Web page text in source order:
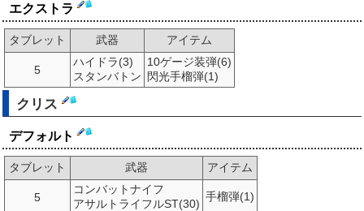
エクストラ
タブレット 武器 アイテム
5
ハイドラ(3)
スタンバトン
10ゲージ装弾(6)
閃光手榴弾(1)
クリス
デフォルト
タブレット 武器 アイテム
5
コンバットナイフ
アサルトライフルST(30)
手榴弾(1)